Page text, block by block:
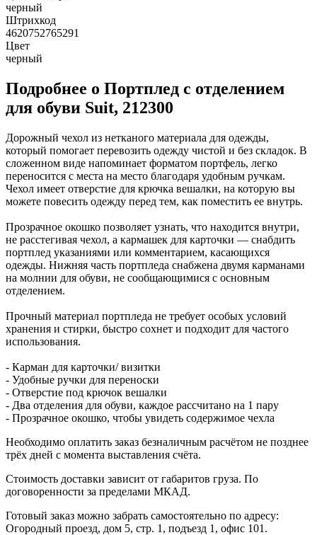
черный
Штрихкод
4620752765291
Цвет
черный
Подробнее о Портплед с отделением
для обуви Suit, 212300
Дорожный чехол из нетканого материала для одежды,
который помогает перевозить одежду чистой и без складок. В
сложенном виде напоминает форматом портфель, легко
переносится с места на место благодаря удобным ручкам.
Чехол имеет отверстие для крючка вешалки, на которую вы
можете повесить одежду перед тем, как поместить ее внутрь.
Прозрачное окошко позволяет узнать, что находится внутри,
не расстегивая чехол, а кармашек для карточки — снабдить
портплед указаниями или комментарием, касающихся
одежды. Нижняя часть портпледа снабжена двумя карманами
на молнии для обуви, не сообщающимися с основным
отделением.
Прочный материал портпледа не требует особых условий
хранения и стирки, быстро сохнет и подходит для частого
использования.
- Карман для карточки/ визитки
- Удобные ручки для переноски
- Отверстие под крючок вешалки
- Два отделения для обуви, каждое рассчитано на 1 пару
- Прозрачное окошко, чтобы увидеть содержимое чехла
Необходимо оплатить заказ безналичным расчётом не позднее
трёх дней с момента выставления счёта.
Стоимость доставки зависит от габаритов груза. По
договоренности за пределами МКАД.
Готовый заказ можно забрать самостоятельно по адресу:
Огородный проезд, дом 5, стр. 1, подъезд 1, офис 101.